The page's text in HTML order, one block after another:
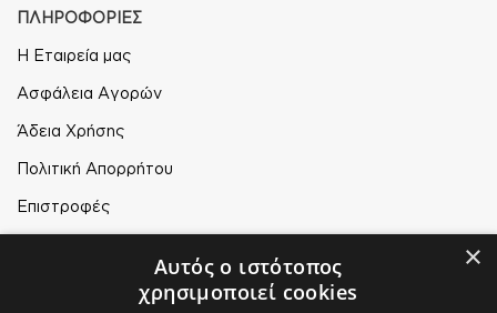
ΠΛΗΡΟΦΟΡΙΕΣ
Η Εταιρεία μας
Ασφάλεια Αγορών
Άδεια Χρήσης
Πολιτική Απορρήτου
Επιστροφές
Ο ΛΟΓΑΡΙΑΣΜΟΣ ΜΟΥ
Ο Λογαριασμός μου
×
Αυτός ο ιστότοπος
χρησιμοποιεί cookies